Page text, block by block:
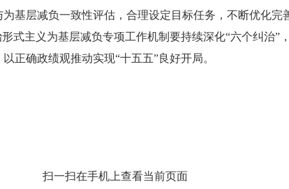
基层减负一致性评估，合理设定目标任务，不断优化完
式主义为基层减负专项工作机制要持续深化“六个纠治”
正确政绩观推动实现“十五五”良好开局。
扫一扫在手机上查看当前页面